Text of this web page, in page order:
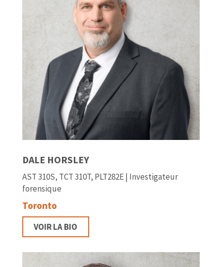
DALE HORSLEY
AST 310S, TCT 310T, PLT282E | Investigateur
forensique
Toronto
VOIR LA BIO